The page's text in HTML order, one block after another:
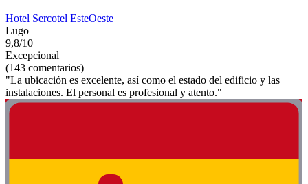
Hotel Sercotel EsteOeste
Lugo
9,8/10
Excepcional
(143 comentarios)
"La ubicación es excelente, así como el estado del edificio y las
instalaciones. El personal es profesional y atento."